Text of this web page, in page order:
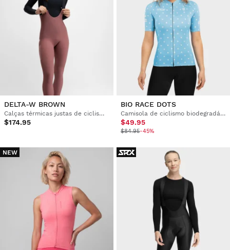
DELTA-W BROWN
Calças térmicas justas de ciclismo gravel com alças para mulher
$174.95
BIO RACE DOTS
Camisola de ciclismo biodegradável para mulher
$49.95
$84.95-45%
NEW